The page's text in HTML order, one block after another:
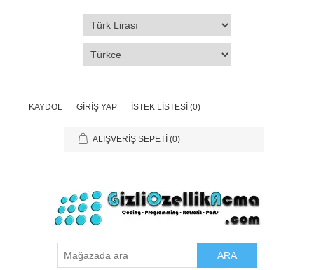
KAYDOL GIRIŞ YAP İSTEK LISTESI (0)
ALIŞVERIŞ SEPETI (0)
ARA